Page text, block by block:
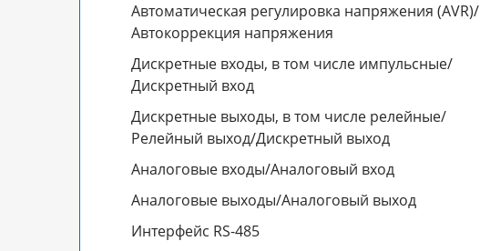
Автоматическая регулировка напряжения (AVR)/
Автокоррекция напряжения
Дискретные входы, в том числе импульсные/
Дискретный вход
Дискретные выходы, в том числе релейные/
Релейный выход/Дискретный выход
Аналоговые входы/Аналоговый вход
Аналоговые выходы/Аналоговый выход
Интерфейс RS-485